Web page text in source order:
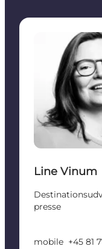
Line Vinum -
Line Vinum
presse
mobile +45 81